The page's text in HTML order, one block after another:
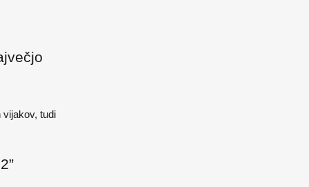
vijakov, tudi